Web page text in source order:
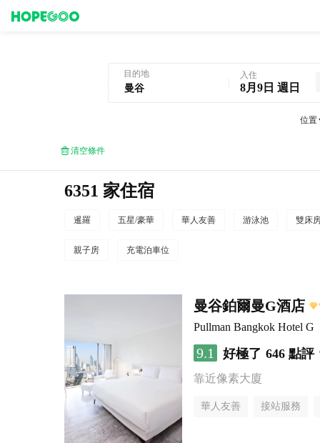
目的地 入住
8月9日 週日
位置
清空條件
6351 家住宿
暹羅 五星/豪華 華人友善 游泳池 雙床
親子房 充電泊車位
曼谷鉑爾曼G酒店
Pullman Bangkok Hotel G
9.1 好極了 646 點評
靠近像素大廈
華人友善 接站服務